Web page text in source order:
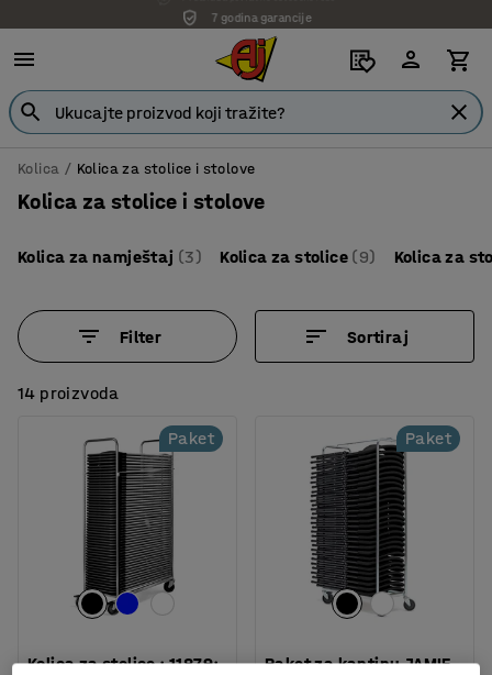
7 godina garancije
Kolica Kolica za stolice i stolove
Kolica za stolice i stolove
Kolica za namještaj (3) Kolica za stolice (9) Kolica za
Filter Sortiraj
14 proizvoda
Paket
Kolica za stolice : 11879:
Paket
Paket za kantinu JAMIE